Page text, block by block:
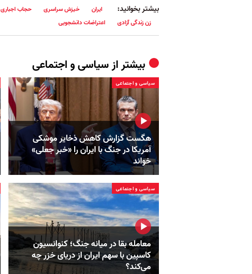
بیشتر بخوانید: ایران خیزش سراسری حجاب اجباری
زن زندگی آزادی
اعتراضات دانشجویی
بیشتر ازسیاسی و اجتماعی
سیاسی و اجتماعی
هگست گزارش کاهش ذخایر موشکی
آمریکا در جنگ با ایران را «خبر جعلی»
خواند
سیاسی و اجتماعی
معامله بقا در میانه جنگ؛ کنوانسیون
کاسپین با سهم ایران از دریای خزر چه
می‌کند؟